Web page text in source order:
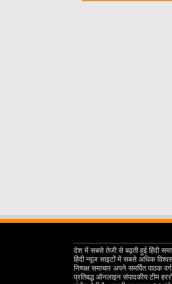
देश में सबसे तेजी से बढ़ती हुई हिंदी
हिंदी न्यूज साइटों में सबसे अधिक
निष्पक्ष समाचार अपने समर्पित पाठक
प्रतिबद्ध ऑनलाइन संपादकीय टीम